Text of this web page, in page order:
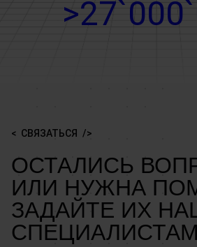
СВЯЗАТЬСЯ
ОСТАЛИСЬ
ИЛИ НУЖНА
ЗАДАЙТЕ ИХ
СПЕЦИАЛИСТАМ